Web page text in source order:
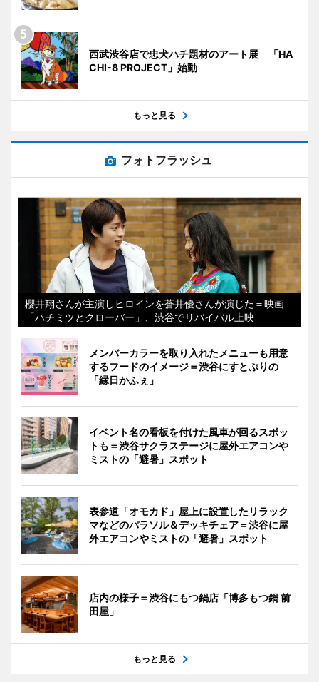
西武渋谷店で忠犬ハチ題材のアート展 「HA
CHI-8 PROJECT」始動
もっと見る
フォトフラッシュ
櫻井翔さんが主演しヒロインを蒼井優さんが演じた＝映画
「ハチミツとクローバー」、渋谷でリバイバル上映
メンバーカラーを取り入れたメニューも用意
するフードのイメージ＝渋谷にすとぷりの
「縁日かふぇ」
イベント名の看板を付けた風車が回るスポッ
トも＝渋谷サクラステージに屋外エアコンや
ミストの「避暑」スポット
表参道「オモカド」屋上に設置したリラック
マなどのパラソル＆デッキチェア＝渋谷に屋
外エアコンやミストの「避暑」スポット
店内の様子＝渋谷にもつ鍋店「博多もつ鍋 前
田屋」
もっと見る